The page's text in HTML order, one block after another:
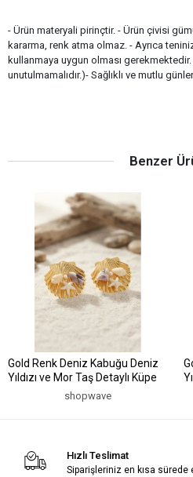
- Ürün materyali pirinçtir. - Ürün çivisi
kararma, renk atma olmaz. - Ayrıca
kullanmaya uygun olması gerekmektedir.
unutulmamalıdır.)- Sağlıklı ve mutlu
Benzer
Gold Renk Deniz Kabuğu Deniz
Yıldızı ve Mor Taş Detaylı Küpe
shopwave
Hızlı Teslimat
Siparişleriniz en kısa sürede